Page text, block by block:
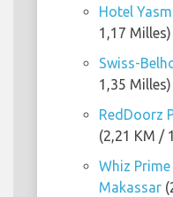
Hotel
1,17 Milles)
Swiss-
1,35 Milles)
RedDoorz
(2,21 KM /
Whiz
Makassar